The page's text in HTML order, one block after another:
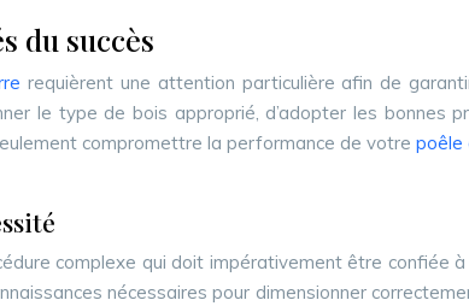
du succès
requièrent une attention particulière afin de
le type de bois approprié, d’adopter les
compromettre la performance de votre poêle
complexe qui doit impérativement être confiée
nécessaires pour dimensionner